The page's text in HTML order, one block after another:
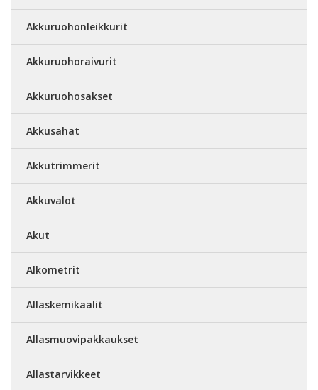
Akkuruohonleikkurit
Akkuruohoraivurit
Akkuruohosakset
Akkusahat
Akkutrimmerit
Akkuvalot
Akut
Alkometrit
Allaskemikaalit
Allasmuovipakkaukset
Allastarvikkeet